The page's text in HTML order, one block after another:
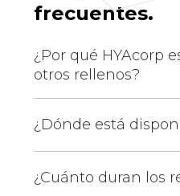
frecuentes.
¿Por qué HYAcorp
otros rellenos?
¿Dónde está
¿Cuánto duran los